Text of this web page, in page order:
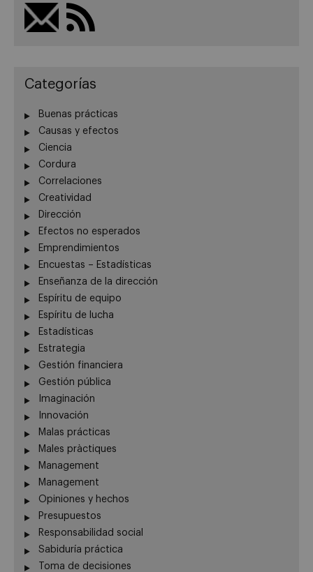
Categorías
Buenas prácticas
Causas y efectos
Ciencia
Cordura
Correlaciones
Creatividad
Dirección
Efectos no esperados
Emprendimientos
Encuestas – Estadísticas
Enseñanza de la dirección
Espíritu de equipo
Espíritu de lucha
Estadísticas
Estrategia
Gestión financiera
Gestión pública
Imaginación
Innovación
Malas prácticas
Males pràctiques
Management
Management
Opiniones y hechos
Presupuestos
Responsabilidad social
Sabiduría práctica
Toma de decisiones